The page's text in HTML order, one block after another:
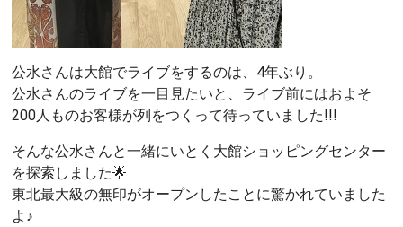
公水さんは大館でライブをするのは、4年ぶり。
公水さんのライブを一目見たいと、ライブ前にはおよそ
200人ものお客様が列をつくって待っていました!!!
そんな公水さんと一緒にいとく大館ショッピングセンター
を探索しました🌟
東北最大級の無印がオープンしたことに驚かれていました
よ♪